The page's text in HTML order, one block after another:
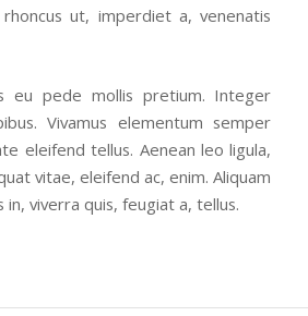
ut, imperdiet a, venenatis
eu pede mollis pretium. Integer
Vivamus elementum semper
eleifend tellus. Aenean leo ligula,
vitae, eleifend ac, enim. Aliquam
viverra quis, feugiat a, tellus.